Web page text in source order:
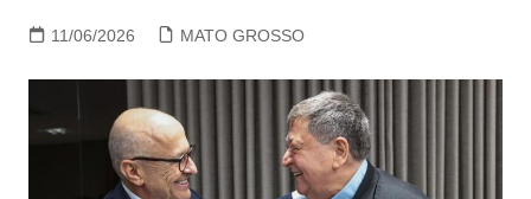
11/06/2026 MATO GROSSO